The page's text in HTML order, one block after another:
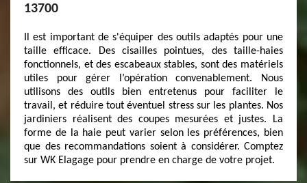
13700
Il est important de s'équiper des outils adaptés pour une
taille efficace. Des cisailles pointues, des taille-haies
fonctionnels, et des escabeaux stables, sont des matériels
utiles pour gérer l’opération convenablement. Nous
utilisons des outils bien entretenus pour faciliter le
travail, et réduire tout éventuel stress sur les plantes. Nos
jardiniers réalisent des coupes mesurées et justes. La
forme de la haie peut varier selon les préférences, bien
que des recommandations soient à considérer. Comptez
sur WK Elagage pour prendre en charge de votre projet.